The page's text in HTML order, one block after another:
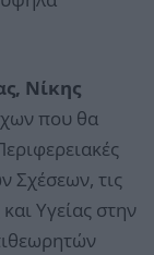
Νίκης
που θα
Σχέσεων, τις
Υγείας στην